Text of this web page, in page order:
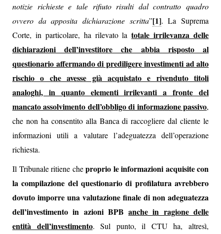
notizie richieste e tale rifiuto risulti dal contratto quadro
ovvero da apposita dichiarazione scritta”[1]. La Suprema
Corte, in particolare, ha rilevato latotale irrilevanza delle
dichiarazioni dell’investitore che abbia risposto al
questionario affermando di prediligere investimenti ad alto
rischio o che avesse già acquistato e rivenduto titoli
analoghi, in quanto elementi irrilevanti a fronte del
mancato assolvimento dell’obbligo di informazione passivo,
che non ha consentito alla Banca di raccogliere dal cliente le
informazioni utili a valutare l’adeguatezza dell’operazione
richiesta.
Il Tribunale ritiene cheproprio le informazioni acquisite con
la compilazione del questionario di profilatura avrebbero
dovuto imporre una valutazione finale di non adeguatezza
dell’investimento in azioni BPBanche in ragione delle
entità dell’investimento. Sul punto, il CTU ha, altresì,